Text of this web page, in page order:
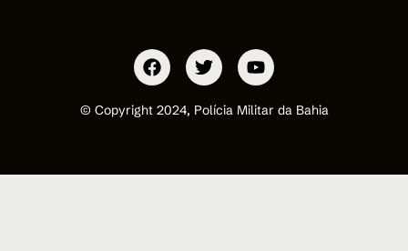
© Copyright 2024, Polícia Militar da Bahia